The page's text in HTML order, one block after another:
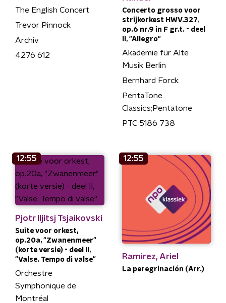
The English Concert
Trevor Pinnock
Archiv
4276 612
Concerto grosso voor
strijkorkest HWV.327,
op.6 nr.9 in F gr.t. - deel
II, "Allegro"
Akademie für Alte
Musik Berlin
Bernhard Forck
PentaTone
Classics;Pentatone
PTC 5186 738
12:55
Pjotr Iljitsj Tsjaikovski
Suite voor orkest,
op.20a, "Zwanenmeer"
(korte versie) - deel II,
"Valse. Tempo di valse"
Orchestre
Symphonique de
Montréal
12:55
Ramirez, Ariel
La peregrinación (Arr.)